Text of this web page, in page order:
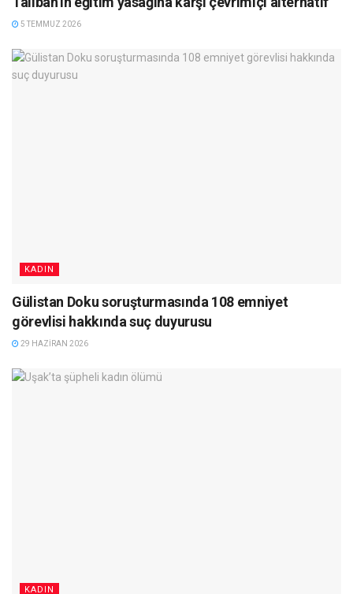
5 TEMMUZ 2026
KADIN
Gülistan Doku soruşturmasında 108 emniyet
görevlisi hakkında suç duyurusu
29 HAZIRAN 2026
KADIN